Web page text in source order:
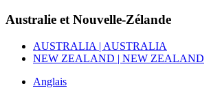
Australie et Nouvelle-Zélande
AUSTRALIA | AUSTRALIA
NEW ZEALAND | NEW ZEALAND
Anglais